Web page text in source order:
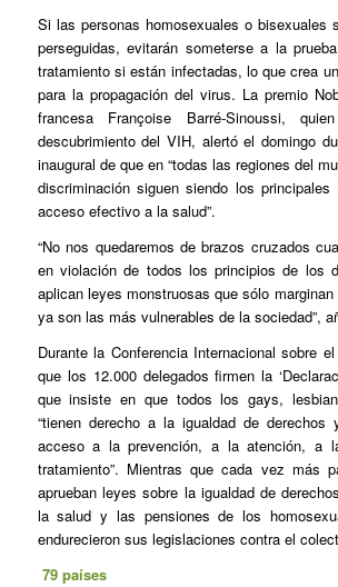
Si las personas homosexuales o bisexuales
perseguidas, evitarán someterse a la
tratamiento si están infectadas, lo que crea
para la propagación del virus. La premio
francesa Françoise Barré-Sinoussi,
descubrimiento del VIH, alertó el domingo
inaugural de que en “todas las regiones del
discriminación siguen siendo los
acceso efectivo a la salud”.
“No nos quedaremos de brazos cruzados
en violación de todos los principios de los
aplican leyes monstruosas que sólo
ya son las más vulnerables de la sociedad”,
Durante la Conferencia Internacional sobre
que los 12.000 delegados firmen la
que insiste en que todos los gays,
“tienen derecho a la igualdad de
acceso a la prevención, a la atención, a
tratamiento”. Mientras que cada vez más
aprueban leyes sobre la igualdad de
la salud y las pensiones de los
endurecieron sus legislaciones contra el
79 países